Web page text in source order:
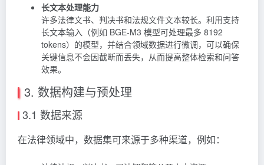
长文本处理能力
许多法律文书、判决书和法规文件文本较长。利用支持
长文本输入（例如 BGE‑M3 模型可处理最多 8192
tokens）的模型，并结合领域数据进行微调，可以确保
关键信息不会因截断而丢失，从而提高整体检索和问答
效果。
3. 数据构建与预处理
3.1 数据来源
在法律领域中，数据集可来源于多种渠道，例如：